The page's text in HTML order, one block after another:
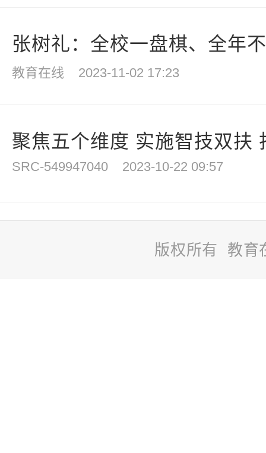
张树礼：全校一盘棋、全年
教育在线 2023-11-02 17:23
聚焦五个维度 实施智技双扶
SRC-549947040 2023-10-22 09:57
版权所有 教育